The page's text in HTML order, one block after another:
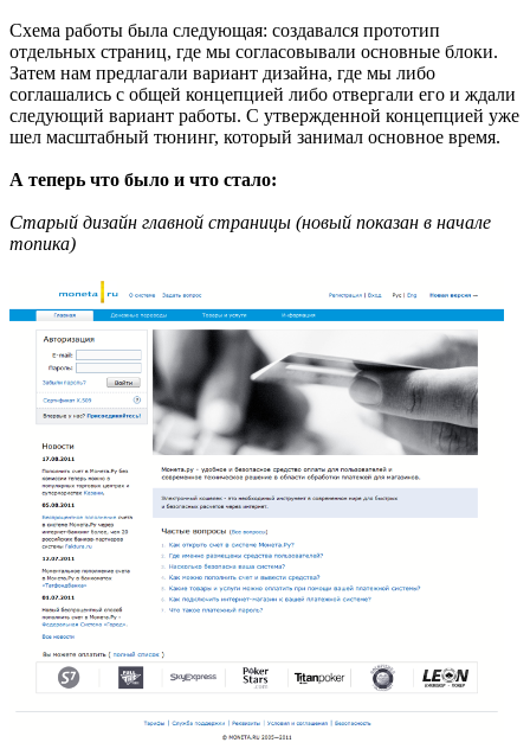
Схема работы была следующая: создавался прототип
отдельных страниц, где мы согласовывали основные блоки.
Затем нам предлагали вариант дизайна, где мы либо
соглашались с общей концепцией либо отвергали его и ждали
следующий вариант работы. С утвержденной концепцией уже
шел масштабный тюнинг, который занимал основное время.
А теперь что было и что стало:
Старый дизайн главной страницы (новый показан в начале
топика)